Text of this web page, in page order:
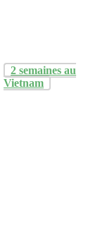
2 semaines au
Vietnam